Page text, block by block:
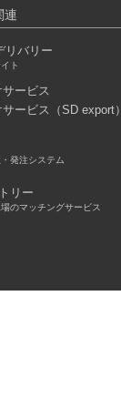
連
リバリー
ト
ービス
ービス
（SD export）
発注システム
リー
のマッチングサービス